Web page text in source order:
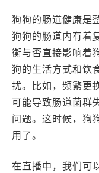
狗狗的肠道健康是
狗狗的肠道内有着
衡与否直接影响着
狗的生活方式和饮
扰。比如，频繁更
可能导致肠道菌群
问题。这时候，狗
用了。
在直播中，我们可